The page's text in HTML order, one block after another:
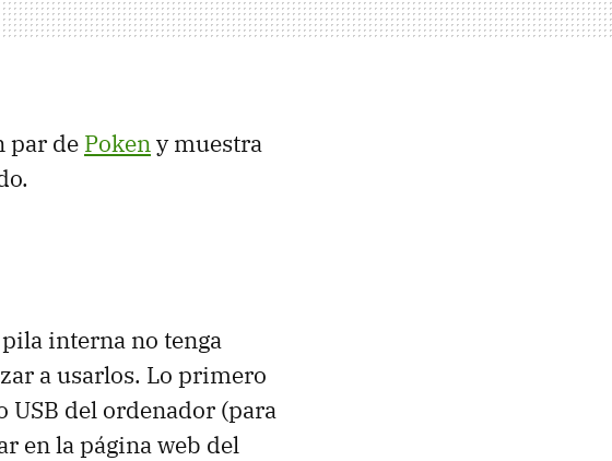
par de Pokeny muestra
interna no tenga
a usarlos. Lo primero
USB del ordenador (para
en la página web del